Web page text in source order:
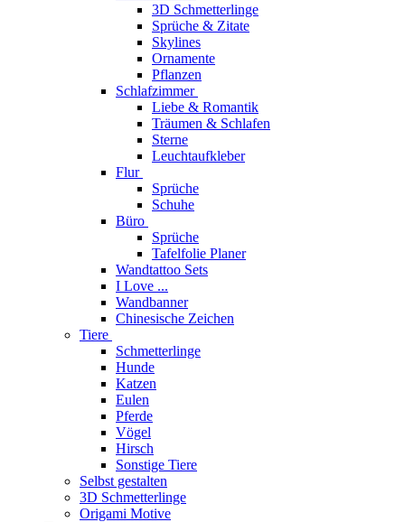
3D Schmetterlinge
Sprüche & Zitate
Skylines
Ornamente
Pflanzen
Schlafzimmer
Liebe & Romantik
Träumen & Schlafen
Sterne
Leuchtaufkleber
Flur
Sprüche
Schuhe
Büro
Sprüche
Tafelfolie Planer
Wandtattoo Sets
I Love ...
Wandbanner
Chinesische Zeichen
Tiere
Schmetterlinge
Hunde
Katzen
Eulen
Pferde
Vögel
Hirsch
Sonstige Tiere
Selbst gestalten
3D Schmetterlinge
Origami Motive